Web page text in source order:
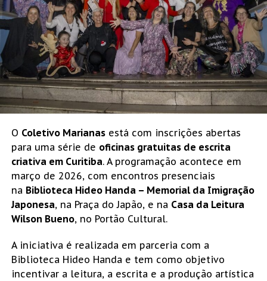
O Coletivo Marianasestá com inscrições abertas
para uma série de oficinas gratuitas de escrita
criativa em Curitiba. A programação acontece em
março de 2026, com encontros presenciais
na Biblioteca Hideo Handa – Memorial da Imigração
Japonesa, na Praça do Japão, e na Casa da Leitura
Wilson Bueno, no Portão Cultural.
A iniciativa é realizada em parceria com a
Biblioteca Hideo Handa e tem como objetivo
incentivar a leitura, a escrita e a produção artística